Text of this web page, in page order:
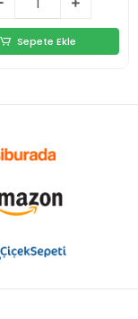
Sepete Ekle